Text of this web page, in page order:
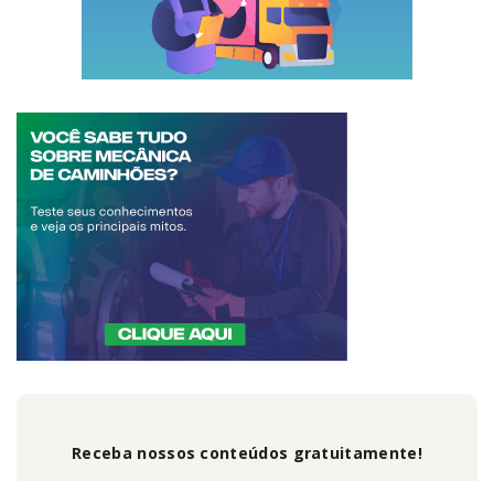
Receba nossos conteúdos gratuitamente!